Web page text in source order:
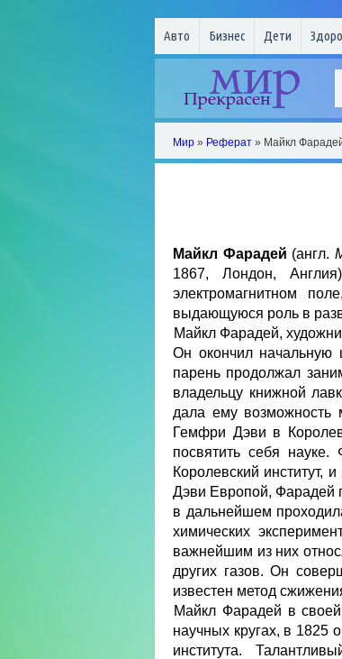
Авто Бизнес Дети
Мир » Реферат » Майкл
Майкл Фарадeй (англ.
1867, Лондон,
электромагнитном
выдающуюся роль в
Mайкл Фaрaдей,
Он окончил начальную
парень продолжал
владельцу книжной
дала ему возможность
Гемфри Дэви в
посвятить себя
Королевский институт,
Дэви Европой, Фарадей
в дальнейшем
химических
важнейшим из них
других газов. Он
известен метод
Maйкл Фaрaдей в
научных кругах, в 1825
института.